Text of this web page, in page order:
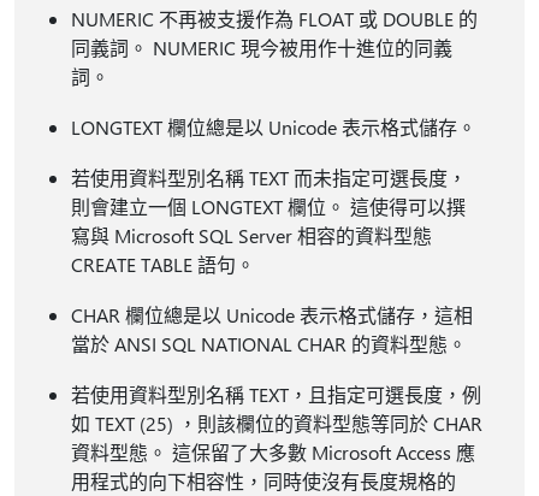
NUMERIC 不再被支援作為 FLOAT 或 DOUBLE 的
同義詞。 NUMERIC 現今被用作十進位的同義
詞。
LONGTEXT 欄位總是以 Unicode 表示格式儲存。
若使用資料型別名稱 TEXT 而未指定可選長度，
則會建立一個 LONGTEXT 欄位。 這使得可以撰
寫與 Microsoft SQL Server 相容的資料型態
CREATE TABLE 語句。
CHAR 欄位總是以 Unicode 表示格式儲存，這相
當於 ANSI SQL NATIONAL CHAR 的資料型態。
若使用資料型別名稱 TEXT，且指定可選長度，例
如 TEXT (25) ，則該欄位的資料型態等同於 CHAR
資料型態。 這保留了大多數 Microsoft Access 應
用程式的向下相容性，同時使沒有長度規格的